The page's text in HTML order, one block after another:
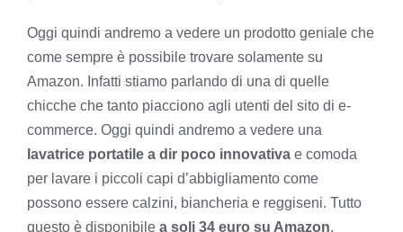
Oggi quindi andremo a vedere un prodotto geniale che
come sempre è possibile trovare solamente su
Amazon. Infatti stiamo parlando di una di quelle
chicche che tanto piacciono agli utenti del sito di e-
commerce. Oggi quindi andremo a vedere una
lavatrice portatile a dir poco innovativa e comoda
per lavare i piccoli capi d’abbigliamento come
possono essere calzini, biancheria e reggiseni. Tutto
questo è disponibile a soli 34 euro su Amazon,